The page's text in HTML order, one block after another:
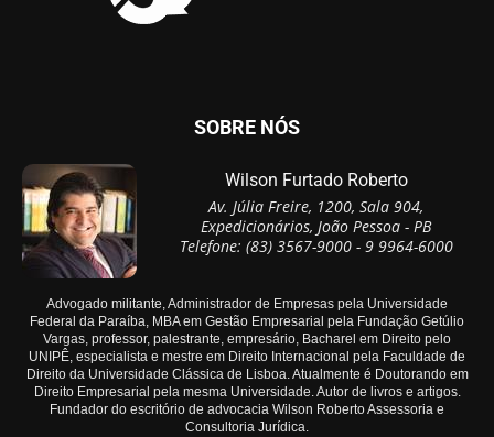
SOBRE NÓS
Wilson Furtado Roberto
Av. Júlia Freire, 1200, Sala 904,
Expedicionários, João Pessoa - PB
Telefone: (83) 3567-9000 - 9 9964-6000
Advogado militante, Administrador de Empresas pela Universidade
Federal da Paraíba, MBA em Gestão Empresarial pela Fundação Getúlio
Vargas, professor, palestrante, empresário, Bacharel em Direito pelo
UNIPÊ, especialista e mestre em Direito Internacional pela Faculdade de
Direito da Universidade Clássica de Lisboa. Atualmente é Doutorando em
Direito Empresarial pela mesma Universidade. Autor de livros e artigos.
Fundador do escritório de advocacia Wilson Roberto Assessoria e
Consultoria Jurídica.